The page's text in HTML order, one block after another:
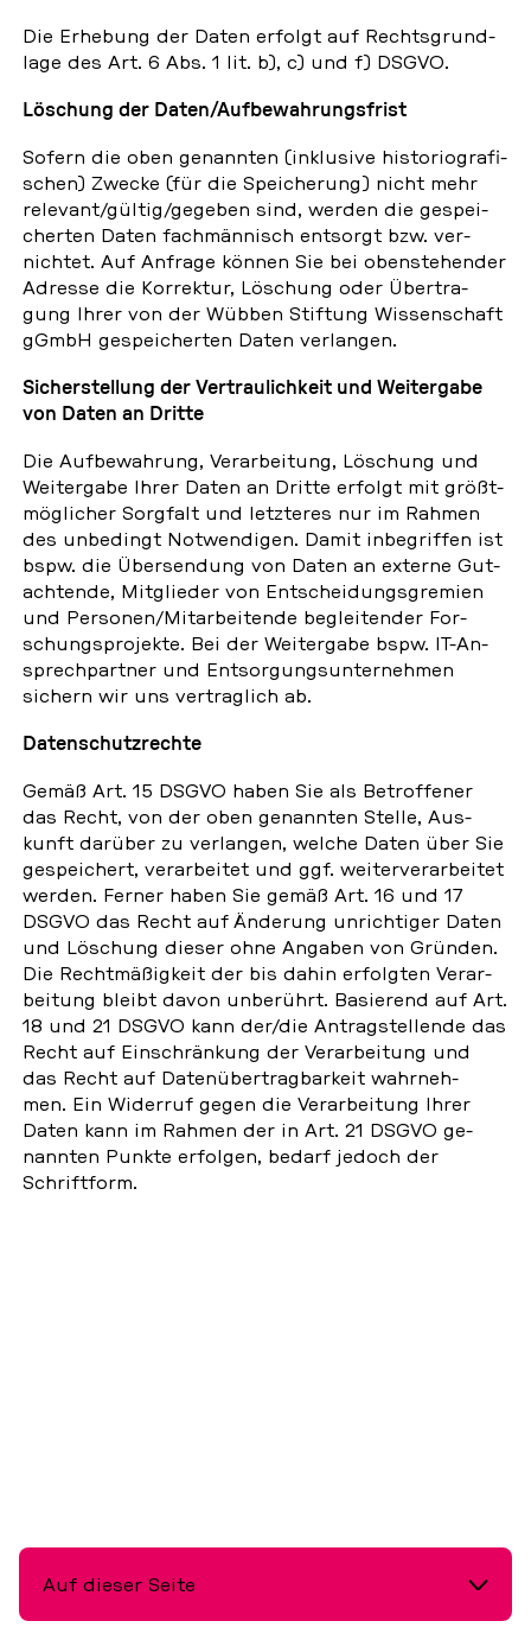
Auf dieser Seite
Die Er­he­bung der Daten erfolgt auf Rechts­grund­
la­ge des Art. 6 Abs. 1 lit. b), c) und f) DSGVO.
Lö­schung der Daten/Auf­be­wah­rungs­frist
Sofern die oben ge­nann­ten (in­klu­si­ve his­to­rio­gra­fi­
schen) Zwecke (für die Spei­che­rung) nicht mehr
re­le­vant/gültig/gegeben sind, werden die ge­spei­
cher­ten Daten fach­män­nisch ent­sorgt bzw. ver­
nich­tet. Auf Anfrage können Sie bei oben­ste­hen­der
Adresse die Kor­rek­tur, Lö­schung oder Über­tra­
gung Ihrer von der Wübben Stif­tung Wis­sen­schaft
gGmbH ge­spei­cher­ten Daten ver­lan­gen.
Si­cher­stel­lung der Ver­trau­lich­keit und Wei­ter­ga­be
von Daten an Dritte
Die Auf­be­wah­rung, Ver­ar­bei­tung, Lö­schung und
Wei­ter­ga­be Ihrer Daten an Dritte erfolgt mit größt­
mög­li­cher Sorg­falt und letz­te­res nur im Rahmen
des un­be­dingt Not­wen­di­gen. Damit in­be­grif­fen ist
bspw. die Über­sen­dung von Daten an externe Gut­
ach­ten­de, Mit­glie­der von Ent­schei­dungs­gre­mi­en
und Per­so­nen/Mit­ar­bei­ten­de be­glei­ten­der For­
schungs­pro­jek­te. Bei der Wei­ter­ga­be bspw. IT-An­
sprech­part­ner und Ent­sor­gungs­un­ter­neh­men
sichern wir uns ver­trag­lich ab.
Da­ten­schutz­rech­te
Gemäß Art. 15 DSGVO haben Sie als Be­trof­fe­ner
das Recht, von der oben ge­nann­ten Stelle, Aus­
kunft darüber zu ver­lan­gen, welche Daten über Sie
ge­spei­chert, ver­ar­bei­tet und ggf. wei­ter­ver­ar­bei­tet
werden. Ferner haben Sie gemäß Art. 16 und 17
DSGVO das Recht auf Än­de­rung un­rich­ti­ger Daten
und Lö­schung dieser ohne Angaben von Gründen.
Die Recht­mä­ßig­keit der bis dahin er­folg­ten Ver­ar­
bei­tung bleibt davon un­be­rührt. Ba­sie­rend auf Art.
18 und 21 DSGVO kann der/die An­trag­stel­len­de das
Recht auf Ein­schrän­kung der Ver­ar­bei­tung und
das Recht auf Da­ten­über­trag­bar­keit wahr­neh­
men. Ein Wi­der­ruf gegen die Ver­ar­bei­tung Ihrer
Daten kann im Rahmen der in Art. 21 DSGVO ge­
nann­ten Punkte er­fol­gen, bedarf jedoch der
Schrift­form.